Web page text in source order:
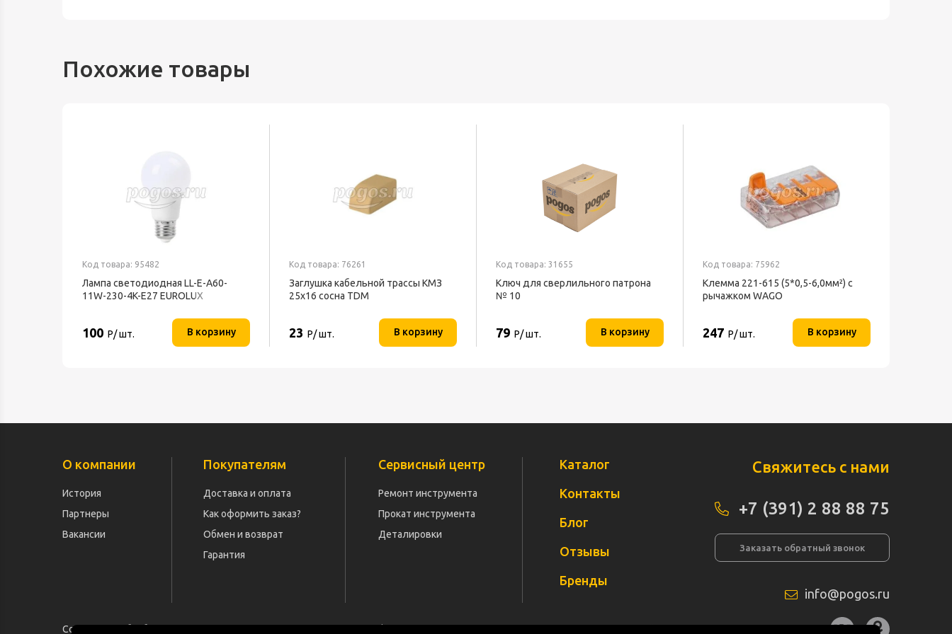
Похожие товары
Код товара: 95482
Лампа светодиодная LL-E-A60-
11W-230-4K-E27 EUROLUX
100 Р/ шт. В корзину
Код товара: 76261
Заглушка кабельной трассы КМЗ
25х16 сосна TDM
23 Р/ шт. В корзину
Код товара: 31655
Ключ для сверлильного патрона
№ 10
79 Р/ шт. В корзину
Код товара: 75962
Клемма 221-615 (5*0,5-6,0мм²) с
рычажком WAGO
247 Р/ шт. В корзину
О компании
История
Партнеры
Вакансии
Покупателям
Доставка и оплата
Как оформить заказ?
Обмен и возврат
Гарантия
Сервисный центр
Ремонт инструмента
Прокат инструмента
Деталировки
Каталог
Контакты
Блог
Отзывы
Бренды
Свяжитесь с нами
+7 (391) 2 88 88 75
Заказать обратный звонок
info@pogos.ru
Согласие на обработку персональных данных Политика конфиденциальности Документация Карта сайта